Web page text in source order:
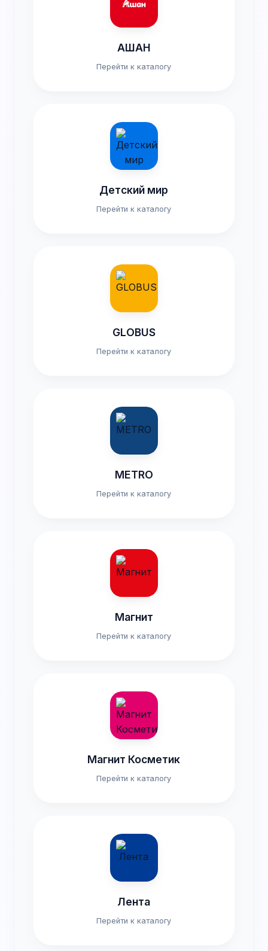
АШАН
Перейти к каталогу
Детский мир
Перейти к каталогу
GLOBUS
Перейти к каталогу
METRO
Перейти к каталогу
Магнит
Перейти к каталогу
Магнит Косметик
Перейти к каталогу
Лента
Перейти к каталогу